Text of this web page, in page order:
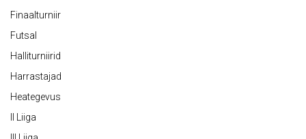
Finaalturniir
Futsal
Halliturniirid
Harrastajad
Heategevus
II Liiga